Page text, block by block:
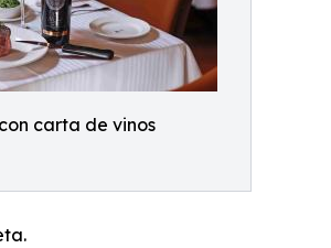
carta de vinos